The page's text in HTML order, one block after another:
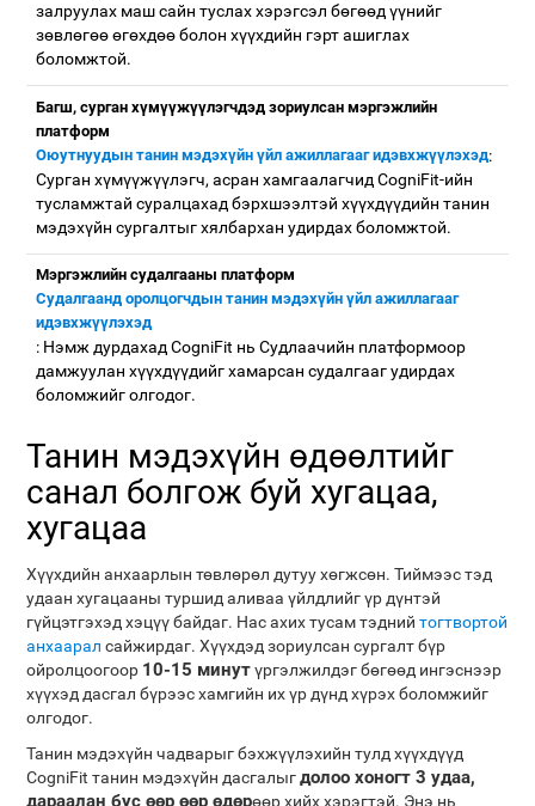
залруулах маш сайн туслах хэрэгсэл бөгөөд үүнийг
зөвлөгөө өгөхдөө болон хүүхдийн гэрт ашиглах
боломжтой.
Багш, сурган хүмүүжүүлэгчдэд зориулсан мэргэжлийн
платформ
Оюутнуудын танин мэдэхүйн үйл ажиллагааг идэвхжүүлэхэд:
Сурган хүмүүжүүлэгч, асран хамгаалагчид CogniFit-ийн
тусламжтай суралцахад бэрхшээлтэй хүүхдүүдийн танин
мэдэхүйн сургалтыг хялбархан удирдах боломжтой.
Мэргэжлийн судалгааны платформ
Судалгаанд оролцогчдын танин мэдэхүйн үйл ажиллагааг
идэвхжүүлэхэд
: Нэмж дурдахад CogniFit нь Судлаачийн платформоор
дамжуулан хүүхдүүдийг хамарсан судалгааг удирдах
боломжийг олгодог.
Танин мэдэхүйн өдөөлтийг
санал болгож буй хугацаа,
хугацаа
Хүүхдийн анхаарлын төвлөрөл дутуу хөгжсөн. Тиймээс тэд
удаан хугацааны туршид аливаа үйлдлийг үр дүнтэй
гүйцэтгэхэд хэцүү байдаг. Нас ахих тусам тэднийтогтвортой
анхаарал сайжирдаг. Хүүхдэд зориулсан сургалт бүр
ойролцоогоор 10-15 минутүргэлжилдэг бөгөөд ингэснээр
хүүхэд дасгал бүрээс хамгийн их үр дүнд хүрэх боломжийг
олгодог.
Танин мэдэхүйн чадварыг бэхжүүлэхийн тулд хүүхдүүд
CogniFit танин мэдэхүйн дасгалыгдолоо хоногт 3 удаа,
дараалан бус өөр өөр өдөрөөр хийх хэрэгтэй. Энэ нь